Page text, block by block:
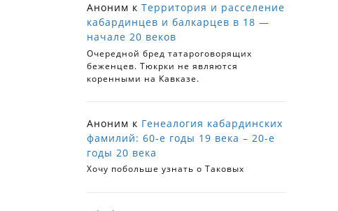
Аноним к Территория и расселение
кабардинцев и балкарцев в 18 —
начале 20 веков
Очередной бред татароговорящих
беженцев. Тюкрки не являются
коренными на Кавказе.
Аноним к Генеалогия кабардинских
фамилий: 60-е годы 19 века – 20-е
годы 20 века
Хочу побольше узнать о Таковых